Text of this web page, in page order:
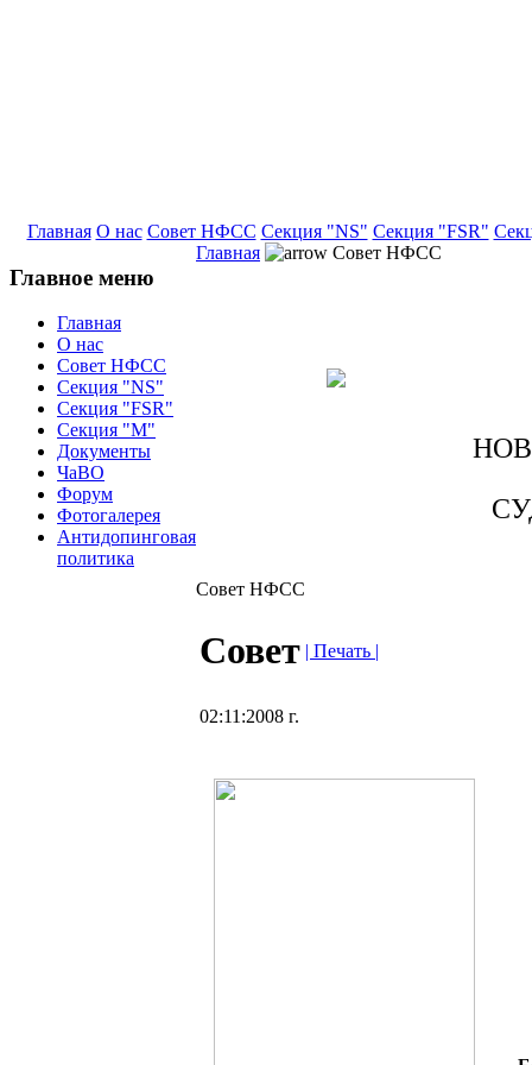
Главная О нас Совет НФСС Секция "NS" Секция "FSR"
Главное меню
Главная
О нас
Совет НФСС
Секция "NS"
Секция "FSR"
Секция "М"
Документы
ЧаВО
Форум
Фотогалерея
Антидопинговая
политика
Главная Совет НФСС
Совет НФСС
Совет | Печать |
02:11:2008 г.